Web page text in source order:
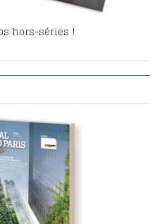
hors-séries !